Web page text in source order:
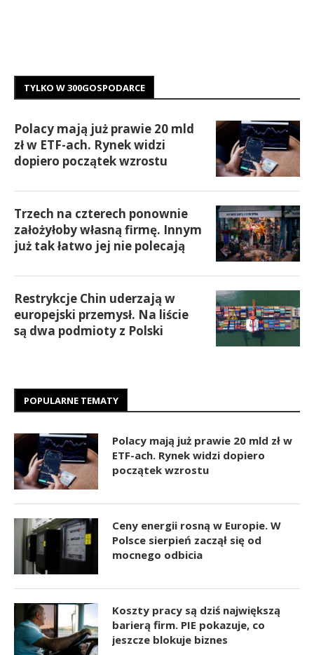
TYLKO W 300GOSPODARCE
Polacy mają już prawie 20 mld
zł w ETF-ach. Rynek widzi
dopiero początek wzrostu
Trzech na czterech ponownie
założyłoby własną firmę. Innym
już tak łatwo jej nie polecają
Restrykcje Chin uderzają w
europejski przemysł. Na liście
są dwa podmioty z Polski
POPULARNE TEMATY
Polacy mają już prawie 20 mld zł w
ETF-ach. Rynek widzi dopiero
początek wzrostu
Ceny energii rosną w Europie. W
Polsce sierpień zaczął się od
mocnego odbicia
Koszty pracy są dziś największą
barierą firm. PIE pokazuje, co
jeszcze blokuje biznes